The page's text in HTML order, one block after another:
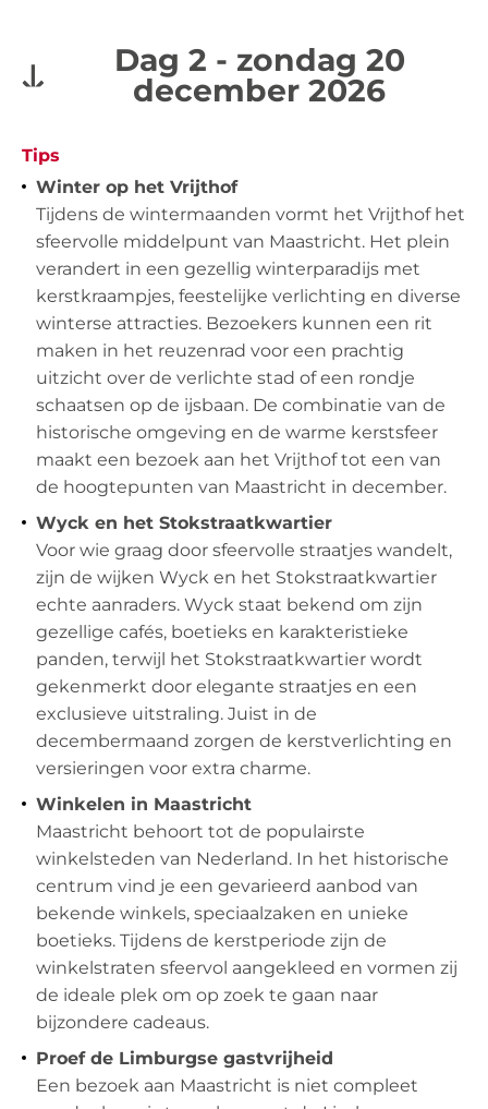
Dag 2 - zondag 20
december 2026
Tips
Winter op het Vrijthof
Tijdens de wintermaanden vormt het Vrijthof het
sfeervolle middelpunt van Maastricht. Het plein
verandert in een gezellig winterparadijs met
kerstkraampjes, feestelijke verlichting en diverse
winterse attracties. Bezoekers kunnen een rit
maken in het reuzenrad voor een prachtig
uitzicht over de verlichte stad of een rondje
schaatsen op de ijsbaan. De combinatie van de
historische omgeving en de warme kerstsfeer
maakt een bezoek aan het Vrijthof tot een van
de hoogtepunten van Maastricht in december.
Wyck en het Stokstraatkwartier
Voor wie graag door sfeervolle straatjes wandelt,
zijn de wijken Wyck en het Stokstraatkwartier
echte aanraders. Wyck staat bekend om zijn
gezellige cafés, boetieks en karakteristieke
panden, terwijl het Stokstraatkwartier wordt
gekenmerkt door elegante straatjes en een
exclusieve uitstraling. Juist in de
decembermaand zorgen de kerstverlichting en
versieringen voor extra charme.
Winkelen in Maastricht
Maastricht behoort tot de populairste
winkelsteden van Nederland. In het historische
centrum vind je een gevarieerd aanbod van
bekende winkels, speciaalzaken en unieke
boetieks. Tijdens de kerstperiode zijn de
winkelstraten sfeervol aangekleed en vormen zij
de ideale plek om op zoek te gaan naar
bijzondere cadeaus.
Proef de Limburgse gastvrijheid
Een bezoek aan Maastricht is niet compleet